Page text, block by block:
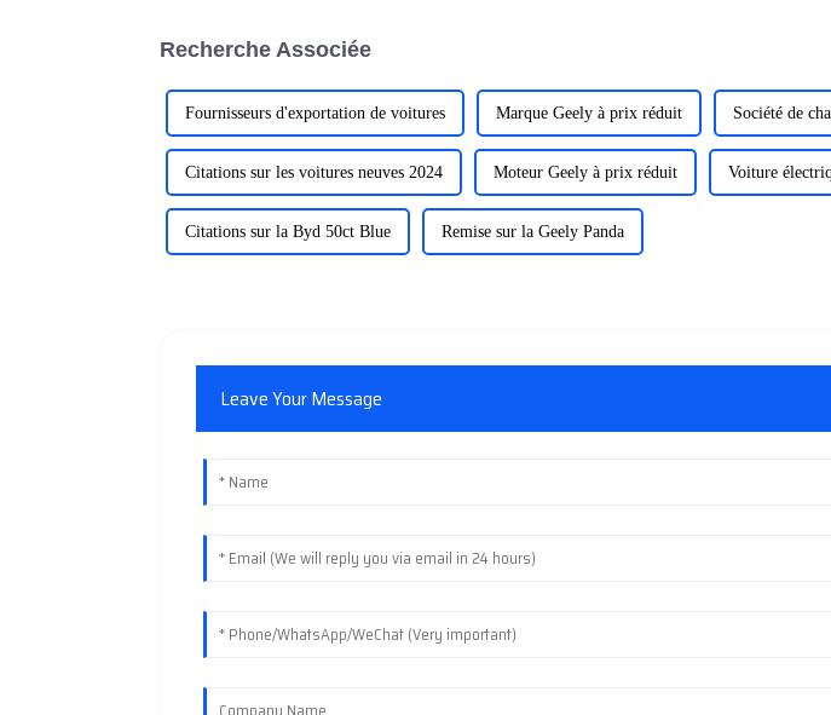
Recherche Associée
Fournisseurs d'exportation de voitures Marque Geely à prix réduit Société de
Citations sur les voitures neuves 2024 Moteur Geely à prix réduit Voiture
Citations sur la Byd 50ct Blue Remise sur la Geely Panda
Leave Your Message